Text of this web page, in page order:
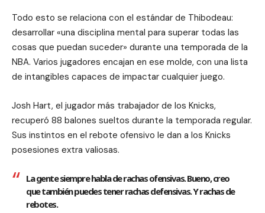
Todo esto se relaciona con el estándar de Thibodeau:
desarrollar «una disciplina mental para superar todas las
cosas que puedan suceder» durante una temporada de la
NBA. Varios jugadores encajan en ese molde, con una lista
de intangibles capaces de impactar cualquier juego.
Josh Hart, el jugador más trabajador de los Knicks,
recuperó 88 balones sueltos durante la temporada regular.
Sus instintos en el rebote ofensivo le dan a los Knicks
posesiones extra valiosas.
La gente siempre habla de rachas ofensivas. Bueno, creo
que también puedes tener rachas defensivas. Y rachas de
rebotes.